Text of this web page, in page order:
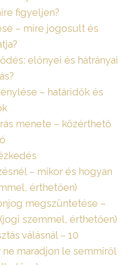
figyeljen?
– mire jogosult és
előnyei és hátrányai
– határidők és
menete – közérthető
– mikor és hogyan
érthetően)
megszüntetése –
szemmel, érthetően)
válásnál – 10
maradjon le semmiről